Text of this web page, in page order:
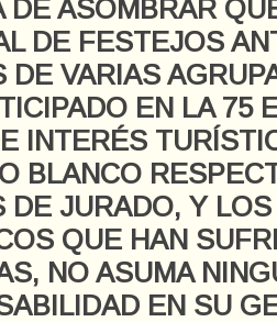
DE ASOMBRAR
DE FESTEJOS
DE VARIAS
EN LA 75
INTERÉS
BLANCO
DE JURADO, Y
QUE HAN
NO ASUMA
EN SU